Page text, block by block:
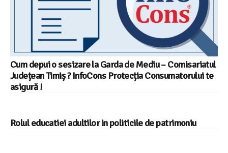
Cum depui o sesizare la Garda de Mediu – Comisariatul
Județean Timiș ? InfoCons Protecția Consumatorului te
asigură !
Rolul educatiei adultilor in politicile de patrimoniu